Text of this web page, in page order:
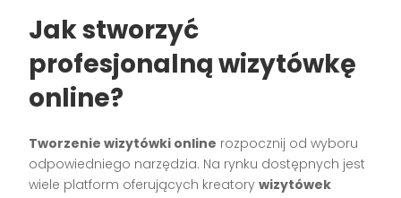
Jak stworzyć
profesjonalną wizytówkę
online?
Tworzenie wizytówki online rozpocznij od wyboru
odpowiedniego narzędzia. Na rynku dostępnych jest
wiele platform oferujących kreatorywizytówek